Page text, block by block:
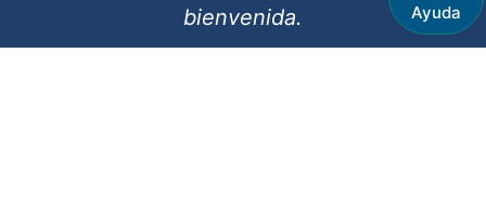
bienvenida.
Ayuda